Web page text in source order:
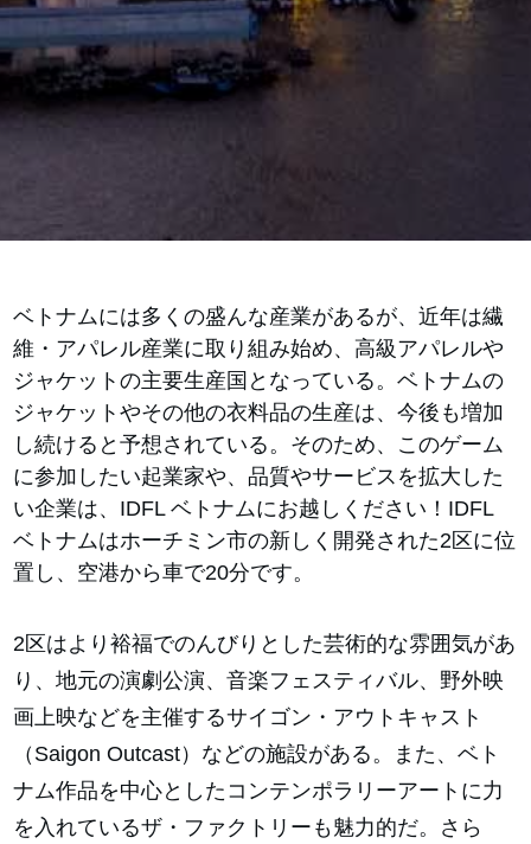
ベトナムには多くの盛んな産業があるが、近年は繊
維・アパレル産業に取り組み始め、高級アパレルや
ジャケットの主要生産国となっている。ベトナムの
ジャケットやその他の衣料品の生産は、今後も増加
し続けると予想されている。そのため、このゲーム
に参加したい起業家や、品質やサービスを拡大した
い企業は、IDFL ベトナムにお越しください！IDFL
ベトナムはホーチミン市の新しく開発された2区に位
置し、空港から車で20分です。
2区はより裕福でのんびりとした芸術的な雰囲気があ
り、地元の演劇公演、音楽フェスティバル、野外映
画上映などを主催するサイゴン・アウトキャスト
（Saigon Outcast）などの施設がある。また、ベト
ナム作品を中心としたコンテンポラリーアートに力
を入れているザ・ファクトリーも魅力的だ。さら